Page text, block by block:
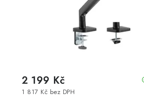
1 817 Kč bez DPH
2 199 Kč